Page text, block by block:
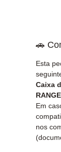
✅
antes
✅
✅
✅
🚗
Esta
Caixa
Em
nos